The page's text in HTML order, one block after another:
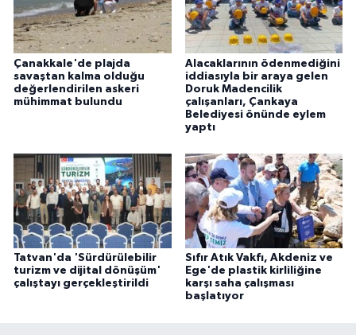
Çanakkale'de plajda
savaştan kalma olduğu
değerlendirilen askeri
mühimmat bulundu
Alacaklarının ödenmediğini
iddiasıyla bir araya gelen
Doruk Madencilik
çalışanları, Çankaya
Belediyesi önünde eylem
yaptı
Tatvan'da 'Sürdürülebilir
turizm ve dijital dönüşüm'
çalıştayı gerçekleştirildi
Sıfır Atık Vakfı, Akdeniz ve
Ege'de plastik kirliliğine
karşı saha çalışması
başlatıyor